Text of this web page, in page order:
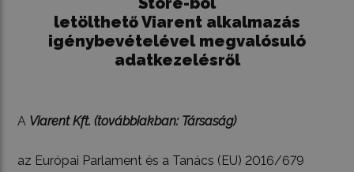
letölthető Viarent alkalmazás
igénybevételével megvalósuló
adatkezelésről
A Viarent Kft. (továbbiakban: Társaság)
az Európai Parlament és a Tanács (EU) 2016/679